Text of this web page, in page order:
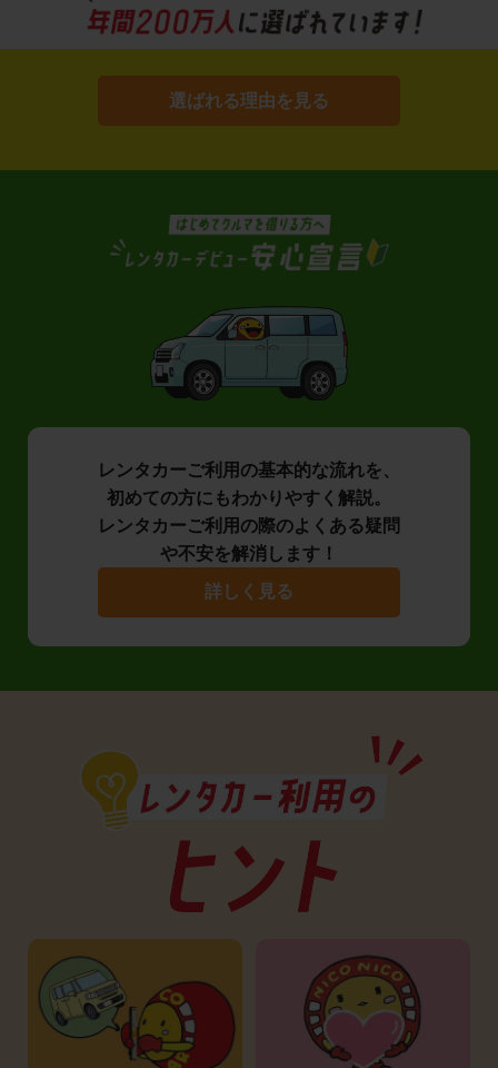
選ばれる理由を見る
レンタカーご利用の基本的な流れを、
初めての方にもわかりやすく解説。
レンタカーご利用の際のよくある疑問
や不安を解消します！
詳しく見る